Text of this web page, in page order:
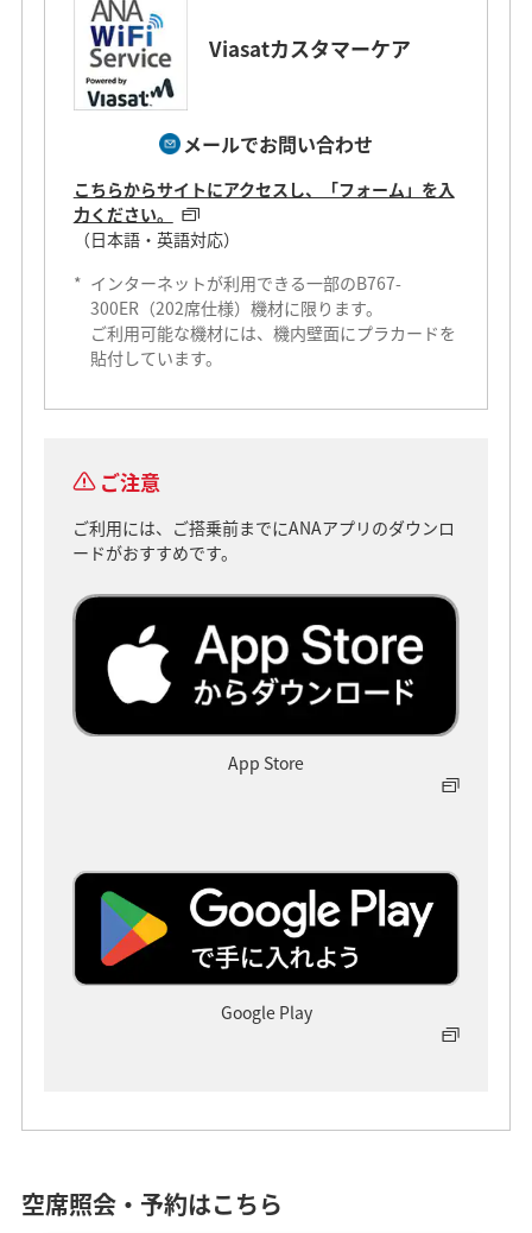
Viasatカスタマーケア
メールでお問い合わせ
こちらからサイトにアクセスし、「フォーム」を入
力ください。
（日本語・英語対応）
* インターネットが利用できる一部のB767-
300ER（202席仕様）機材に限ります。
ご利用可能な機材には、機内壁面にプラカードを
貼付しています。
ご注意
ご利用には、ご搭乗前までにANAアプリのダウンロ
ードがおすすめです。
App Store
Google Play
ANAの機内エンターテインメントで空の
話題の最新作から名作映画、人気ドラマ、バラエティ、ア
空席照会・予約はこちら